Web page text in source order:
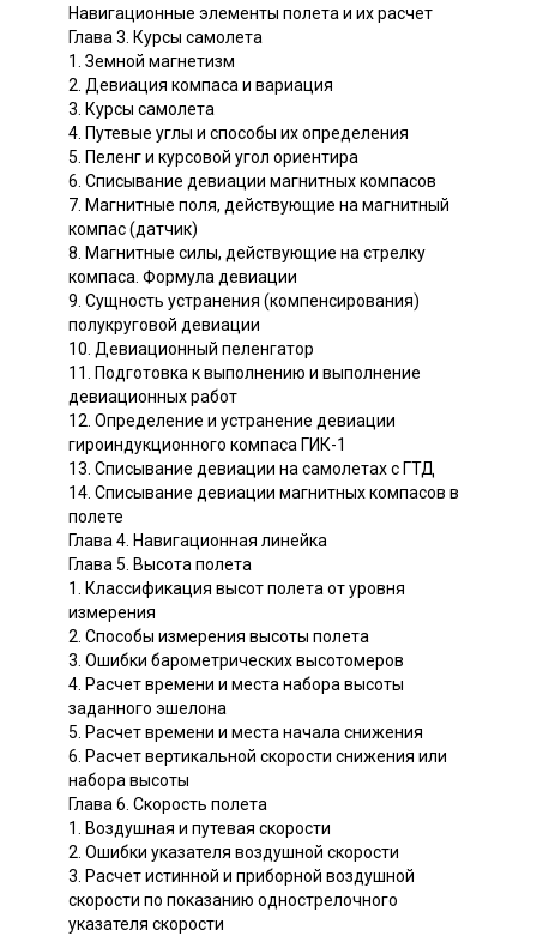
Навигационные элементы полета и их расчет
Глава 3. Курсы самолета
1. Земной магнетизм
2. Девиация компаса и вариация
3. Курсы самолета
4. Путевые углы и способы их определения
5. Пеленг и курсовой угол ориентира
6. Списывание девиации магнитных компасов
7. Магнитные поля, действующие на магнитный
компас (датчик)
8. Магнитные силы, действующие на стрелку
компаса. Формула девиации
9. Сущность устранения (компенсирования)
полукруговой девиации
10. Девиационный пеленгатор
11. Подготовка к выполнению и выполнение
девиационных работ
12. Определение и устранение девиации
гироиндукционного компаса ГИК-1
13. Списывание девиации на самолетах с ГТД
14. Списывание девиации магнитных компасов в
полете
Глава 4. Навигационная линейка
Глава 5. Высота полета
1. Классификация высот полета от уровня
измерения
2. Способы измерения высоты полета
3. Ошибки барометрических высотомеров
4. Расчет времени и места набора высоты
заданного эшелона
5. Расчет времени и места начала снижения
6. Расчет вертикальной скорости снижения или
набора высоты
Глава 6. Скорость полета
1. Воздушная и путевая скорости
2. Ошибки указателя воздушной скорости
3. Расчет истинной и приборной воздушной
скорости по показанию однострелочного
указателя скорости